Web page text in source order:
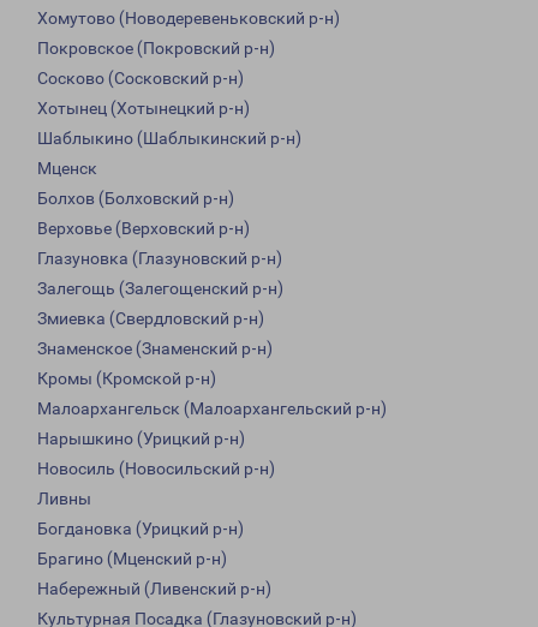
Хомутово (Новодеревеньковский р-н)
Покровское (Покровский р-н)
Сосково (Сосковский р-н)
Хотынец (Хотынецкий р-н)
Шаблыкино (Шаблыкинский р-н)
Мценск
Болхов (Болховский р-н)
Верховье (Верховский р-н)
Глазуновка (Глазуновский р-н)
Залегощь (Залегощенский р-н)
Змиевка (Свердловский р-н)
Знаменское (Знаменский р-н)
Кромы (Кромской р-н)
Малоархангельск (Малоархангельский р-н)
Нарышкино (Урицкий р-н)
Новосиль (Новосильский р-н)
Ливны
Богдановка (Урицкий р-н)
Брагино (Мценский р-н)
Набережный (Ливенский р-н)
Культурная Посадка (Глазуновский р-н)